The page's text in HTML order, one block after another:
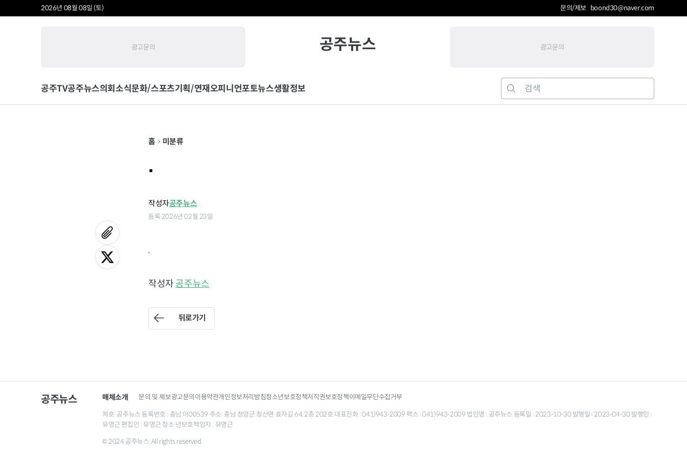
2026년 08월 08일 (토) 문의/제보 boond30@naver.com
광고문의 공주뉴스 광고문의
공주TV공주뉴스의회소식문화/스포츠기획/연재오피니언포토뉴스생활정보
홈 미분류
.
작성자공주뉴스
등록 2026년 02월 23일
.
작성자 공주뉴스
뒤로가기
공주뉴스 매체소개 문의 및 제보광고문의이용약관개인정보처리방침청소년보호정책저작권보호정책이메일무단수집거부
제호: 공주뉴스 등록번호 : 충남 아00539 주소: 충남 청양군 청산면 효자길 64, 2층 202호 대표전화 : 041)943-2009 팩스 : 041)943-2009 법인명 : 공주뉴스 등록일 : 2023-10-30 발행일 : 2023-04-30 발행인 :
유명근 편집인 : 유명근 청소 년보호책임자 : 유명근
© 2024 공주뉴스. All rights reserved.